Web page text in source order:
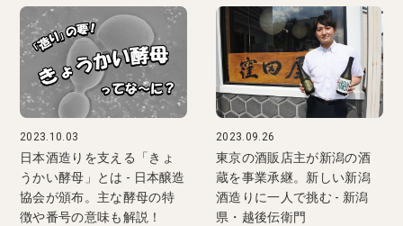
2023.10.03
日本酒造りを支える「きょ
うかい酵母」とは - 日本醸造
協会が頒布。主な酵母の特
徴や番号の意味も解説！
2023.09.26
東京の酒販店主が新潟の酒
蔵を事業承継。新しい新潟
酒造りに一人で挑む - 新潟
県・越後伝衛門